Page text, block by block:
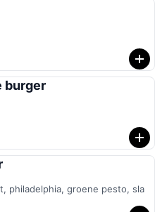
burger
philadelphia, groene pesto, sla